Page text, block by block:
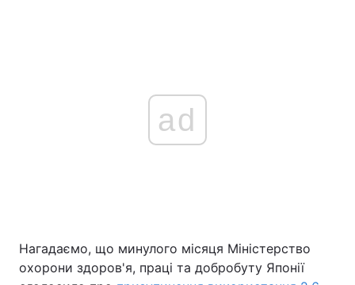
ad
Нагадаємо, що минулого місяця Міністерство
охорони здоров'я, праці та добробуту Японії